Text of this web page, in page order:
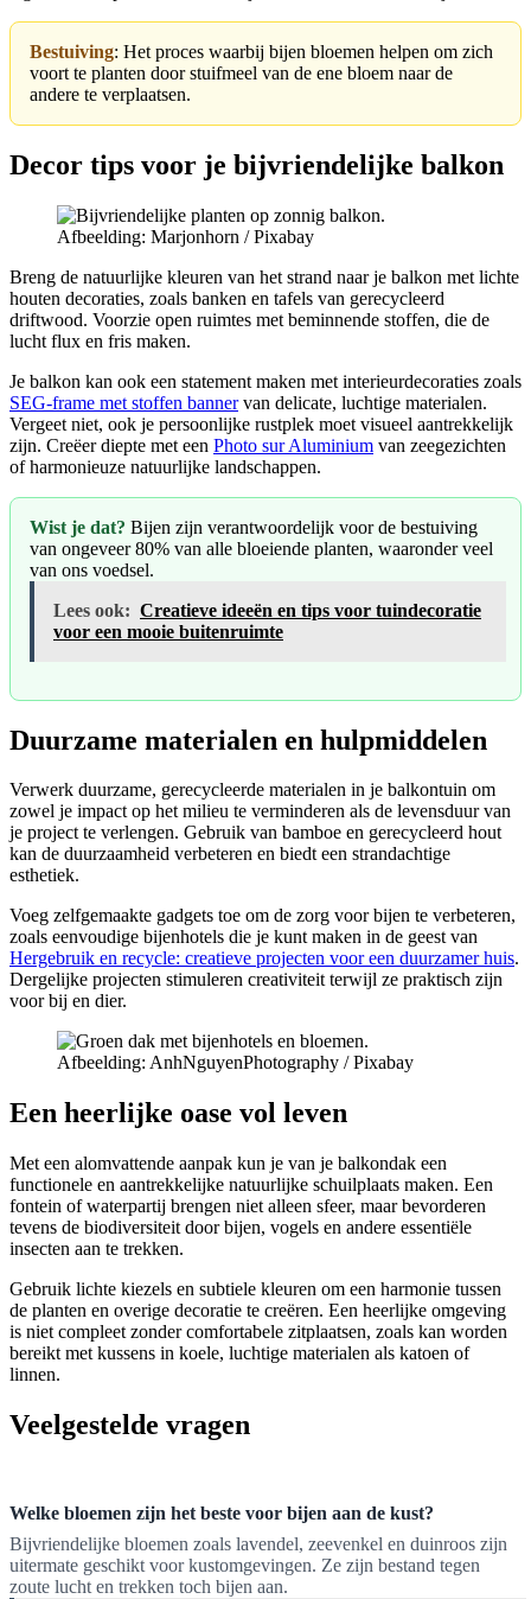
Bestuiving: Het proces waarbij bijen bloemen helpen om zich
voort te planten door stuifmeel van de ene bloem naar de
andere te verplaatsen.
Decor tips voor je bijvriendelijke balkon
Afbeelding: Marjonhorn / Pixabay
Breng de natuurlijke kleuren van het strand naar je balkon met lichte
houten decoraties, zoals banken en tafels van gerecycleerd
driftwood. Voorzie open ruimtes met beminnende stoffen, die de
lucht flux en fris maken.
Je balkon kan ook een statement maken met interieurdecoraties zoals
SEG-frame met stoffen bannervan delicate, luchtige materialen.
Vergeet niet, ook je persoonlijke rustplek moet visueel aantrekkelijk
zijn. Creëer diepte met een Photo sur Aluminium van zeegezichten
of harmonieuze natuurlijke landschappen.
Wist je dat? Bijen zijn verantwoordelijk voor de bestuiving
van ongeveer 80% van alle bloeiende planten, waaronder veel
van ons voedsel.
Lees ook: Creatieve ideeën en tips voor tuindecoratie
voor een mooie buitenruimte
Duurzame materialen en hulpmiddelen
Verwerk duurzame, gerecycleerde materialen in je balkontuin om
zowel je impact op het milieu te verminderen als de levensduur van
je project te verlengen. Gebruik van bamboe en gerecycleerd hout
kan de duurzaamheid verbeteren en biedt een strandachtige
esthetiek.
Voeg zelfgemaakte gadgets toe om de zorg voor bijen te verbeteren,
zoals eenvoudige bijenhotels die je kunt maken in de geest van
Hergebruik en recycle: creatieve projecten voor een duurzamer huis.
Dergelijke projecten stimuleren creativiteit terwijl ze praktisch zijn
voor bij en dier.
Afbeelding: AnhNguyenPhotography / Pixabay
Een heerlijke oase vol leven
Met een alomvattende aanpak kun je van je balkondak een
functionele en aantrekkelijke natuurlijke schuilplaats maken. Een
fontein of waterpartij brengen niet alleen sfeer, maar bevorderen
tevens de biodiversiteit door bijen, vogels en andere essentiële
insecten aan te trekken.
Gebruik lichte kiezels en subtiele kleuren om een harmonie tussen
de planten en overige decoratie te creëren. Een heerlijke omgeving
is niet compleet zonder comfortabele zitplaatsen, zoals kan worden
bereikt met kussens in koele, luchtige materialen als katoen of
linnen.
Veelgestelde vragen
Welke bloemen zijn het beste voor bijen aan de kust?
Bijvriendelijke bloemen zoals lavendel, zeevenkel en duinroos zijn
uitermate geschikt voor kustomgevingen. Ze zijn bestand tegen
zoute lucht en trekken toch bijen aan.